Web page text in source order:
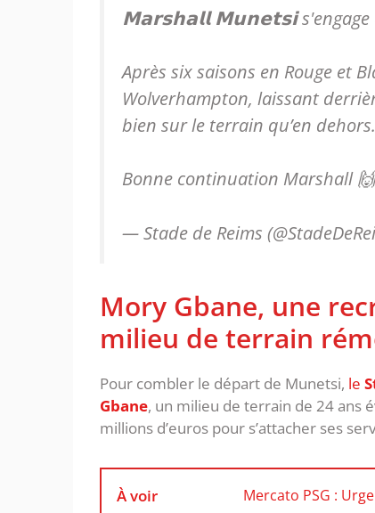
𝗠𝗮𝗿𝘀𝗵𝗮𝗹𝗹 𝗠𝘂𝗻𝗲𝘁𝘀𝗶 s'engage
Après six saisons en Rouge et
Wolverhampton, laissant
bien sur le terrain qu’en dehors.
Bonne continuation Marshall 🙌
— Stade de Reims
Mory Gbane, une
milieu de terrain
Pour combler le départ de Munetsi, le
Gbane, un milieu de terrain de 24 ans
millions d’euros pour s’attacher ses
À voir Mercato PSG :